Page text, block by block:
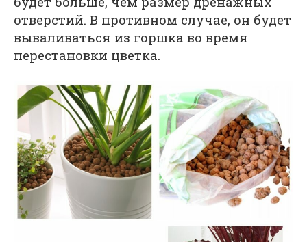
отверстий. В противном случае, он будет
вываливаться из горшка во время
перестановки цветка.